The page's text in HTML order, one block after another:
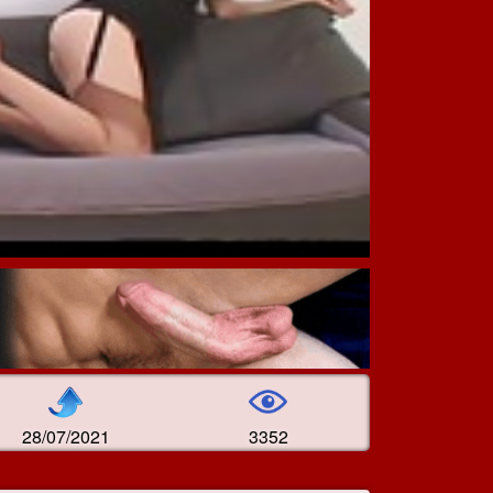
28/07/2021 3352